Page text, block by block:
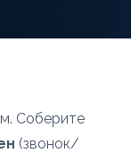
Соберите
(звонок/